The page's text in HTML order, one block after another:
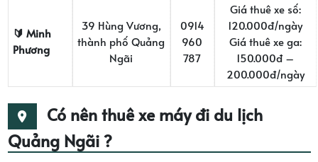
🔰 Minh
Phương
39 Hùng Vương,
thành phố Quảng
Ngãi
0914
960
787
Giá thuê xe số:
120.000đ/ngày
Giá thuê xe ga:
150.000đ –
200.000đ/ngày
Có nên thuê xe máy đi du lịch
Quảng Ngãi ?